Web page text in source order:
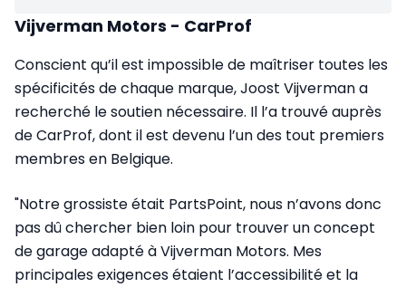
Vijverman Motors - CarProf
Conscient qu’il est impossible de maîtriser toutes les
spécificités de chaque marque, Joost Vijverman a
recherché le soutien nécessaire. Il l’a trouvé auprès
de CarProf, dont il est devenu l’un des tout premiers
membres en Belgique.
"Notre grossiste était PartsPoint, nous n’avons donc
pas dû chercher bien loin pour trouver un concept
de garage adapté à Vijverman Motors. Mes
principales exigences étaient l’accessibilité et la